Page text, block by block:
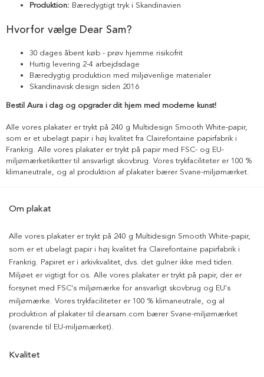
Produktion: Bæredygtigt tryk i Skandinavien
Hvorfor vælge Dear Sam?
30 dages åbent køb - prøv hjemme risikofrit
Hurtig levering 2-4 arbejdsdage
Bæredygtig produktion med miljøvenlige materialer
Skandinavisk design siden 2016
Bestil Aura i dag og opgrader dit hjem med moderne kunst!
Alle vores plakater er trykt på 240 g Multidesign Smooth White-papir,
som er et ubelagt papir i høj kvalitet fra Clairefontaine papirfabrik i
Frankrig. Alle vores plakater er trykt på papir med FSC- og EU-
miljømærketiketter til ansvarligt skovbrug. Vores trykfaciliteter er 100 %
klimaneutrale, og al produktion af plakater bærer Svane-miljømærket.
Om plakat
Alle vores plakater er trykt på 240 g Multidesign Smooth White-papir,
som er et ubelagt papir i høj kvalitet fra Clairefontaine papirfabrik i
Frankrig. Papiret er i arkivkvalitet, dvs. det gulner ikke med tiden.
Miljøet er vigtigt for os. Alle vores plakater er trykt på papir, der er
forsynet med FSC's miljømærke for ansvarligt skovbrug og EU's
miljømærke. Vores trykfaciliteter er 100 % klimaneutrale, og al
produktion af plakater til dearsam.com bærer Svane-miljømærket
(svarende til EU-miljømærket).
Kvalitet